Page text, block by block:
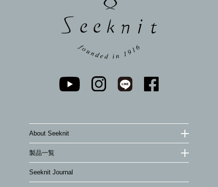
About Seeknit
製品一覧
Seeknit Journal